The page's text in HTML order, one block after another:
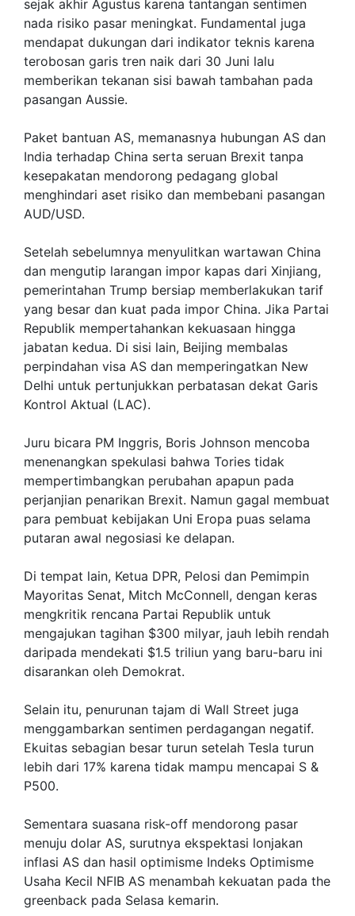
sejak akhir Agustus karena tantangan sentimen
nada risiko pasar meningkat. Fundamental juga
mendapat dukungan dari indikator teknis karena
terobosan garis tren naik dari 30 Juni lalu
memberikan tekanan sisi bawah tambahan pada
pasangan Aussie.
Paket bantuan AS, memanasnya hubungan AS dan
India terhadap China serta seruan Brexit tanpa
kesepakatan mendorong pedagang global
menghindari aset risiko dan membebani pasangan
AUD/USD.
Setelah sebelumnya menyulitkan wartawan China
dan mengutip larangan impor kapas dari Xinjiang,
pemerintahan Trump bersiap memberlakukan tarif
yang besar dan kuat pada impor China. Jika Partai
Republik mempertahankan kekuasaan hingga
jabatan kedua. Di sisi lain, Beijing membalas
perpindahan visa AS dan memperingatkan New
Delhi untuk pertunjukkan perbatasan dekat Garis
Kontrol Aktual (LAC).
Juru bicara PM Inggris, Boris Johnson mencoba
menenangkan spekulasi bahwa Tories tidak
mempertimbangkan perubahan apapun pada
perjanjian penarikan Brexit. Namun gagal membuat
para pembuat kebijakan Uni Eropa puas selama
putaran awal negosiasi ke delapan.
Di tempat lain, Ketua DPR, Pelosi dan Pemimpin
Mayoritas Senat, Mitch McConnell, dengan keras
mengkritik rencana Partai Republik untuk
mengajukan tagihan $300 milyar, jauh lebih rendah
daripada mendekati $1.5 triliun yang baru-baru ini
disarankan oleh Demokrat.
Selain itu, penurunan tajam di Wall Street juga
menggambarkan sentimen perdagangan negatif.
Ekuitas sebagian besar turun setelah Tesla turun
lebih dari 17% karena tidak mampu mencapai S &
P500.
Sementara suasana risk-off mendorong pasar
menuju dolar AS, surutnya ekspektasi lonjakan
inflasi AS dan hasil optimisme Indeks Optimisme
Usaha Kecil NFIB AS menambah kekuatan pada the
greenback pada Selasa kemarin.